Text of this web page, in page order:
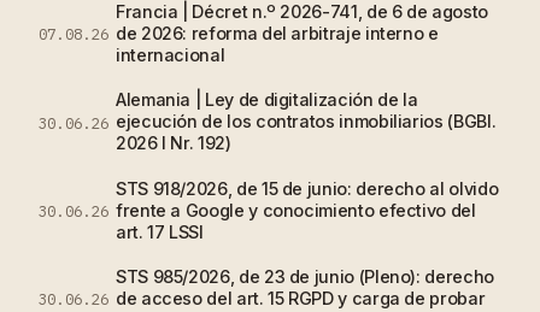
07.08.26
Francia | Décret n.º 2026-741, de 6 de agosto
de 2026: reforma del arbitraje interno e
internacional
30.06.26
Alemania | Ley de digitalización de la
ejecución de los contratos inmobiliarios (BGBl.
2026 I Nr. 192)
30.06.26
STS 918/2026, de 15 de junio: derecho al olvido
frente a Google y conocimiento efectivo del
art. 17 LSSI
30.06.26
STS 985/2026, de 23 de junio (Pleno): derecho
de acceso del art. 15 RGPD y carga de probar